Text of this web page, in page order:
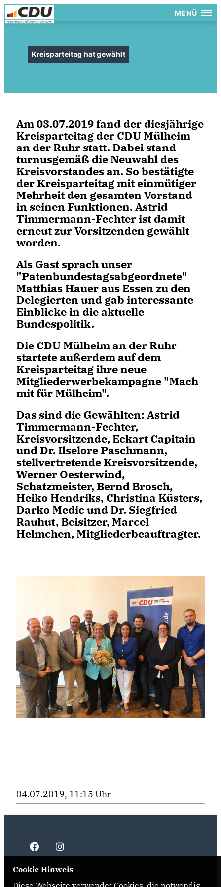
MENÜ
Kreisparteitag hat gewählt
Am 03.07.2019 fand der diesjährige
Kreisparteitag der CDU Mülheim
an der Ruhr statt. Dabei stand
turnusgemäß die Neuwahl des
Kreisvorstandes an. So bestätigte
der Kreisparteitag mit einmütiger
Mehrheit den gesamten Vorstand
in seinen Funktionen. Astrid
Timmermann-Fechter ist damit
erneut zur Vorsitzenden gewählt
worden.
Als Gast sprach unser
"Patenbundestagsabgeordnete"
Matthias Hauer aus Essen zu den
Delegierten und gab interessante
Einblicke in die aktuelle
Bundespolitik.
Die CDU Mülheim an der Ruhr
startete außerdem auf dem
Kreisparteitag ihre neue
Mitgliederwerbekampagne "Mach
mit für Mülheim".
Das sind die Gewählten: Astrid
Timmermann-Fechter,
Kreisvorsitzende, Eckart Capitain
undDr. Ilselore Paschmann,
stellvertretende Kreisvorsitzende,
Werner Oesterwind,
Schatzmeister, Bernd Brosch,
Heiko Hendriks, Christina Küsters,
Darko Medic undDr. Siegfried
Rauhut, Beisitzer, Marcel
Helmchen, Mitgliederbeauftragter.
04.07.2019, 11:15 Uhr
Cookie Hinweis
Diese Webseite verwendet Cookies, die notwendig